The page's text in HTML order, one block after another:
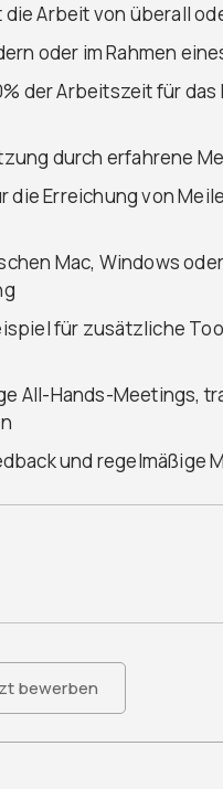
Arbeit von überall
oder im Rahmen
der Arbeitszeit für
durch erfahrene
die Erreichung von
Mac, Windows
für zusätzliche
All-Hands-Meetings,
und regelmäßige
bewerben